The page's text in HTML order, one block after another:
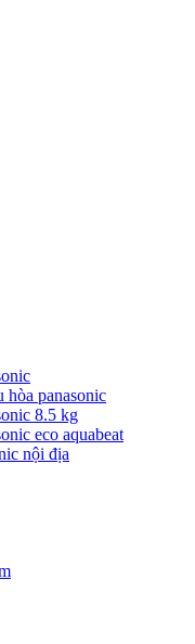
hòa panasonic
8.5 kg
eco aquabeat
nội địa